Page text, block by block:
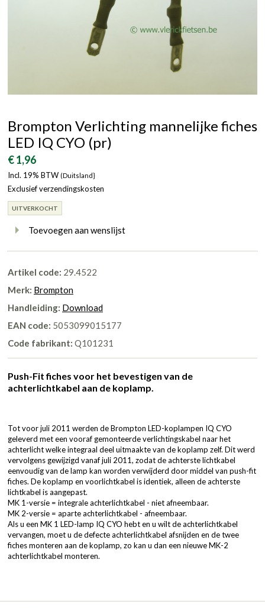
Brompton Verlichting mannelijke fiches
LED IQ CYO (pr)
€ 1,96
Incl. 19% BTW (Duitsland}
Exclusief verzendingskosten
UITVERKOCHT
Toevoegen aan wenslijst
Artikel code: 29.4522
Merk: Brompton
Handleiding: Download
EAN code: 5053099015177
Code fabrikant: Q101231
Push-Fit fiches voor het bevestigen van de
achterlichtkabel aan de koplamp.
Tot voor juli 2011 werden de Brompton LED-koplampen IQ CYO
geleverd met een vooraf gemonteerde verlichtingskabel naar het
achterlicht welke integraal deel uitmaakte van de koplamp zelf. Dit werd
vervolgens gewijzigd vanaf juli 2011, zodat de achterste lichtkabel
eenvoudig van de lamp kan worden verwijderd door middel van push-fit
fiches. De koplamp en voorlichtkabel is identiek, alleen de achterste
lichtkabel is aangepast.
MK 1-versie = integrale achterlichtkabel - niet afneembaar.
MK 2-versie = aparte achterlichtkabel - afneembaar.
Als u een MK 1 LED-lamp IQ CYO hebt en u wilt de achterlichtkabel
vervangen, moet u de defecte achterlichtkabel afsnijden en de twee
fiches monteren aan de koplamp, zo kan u dan een nieuwe MK-2
achterlichtkabel monteren.